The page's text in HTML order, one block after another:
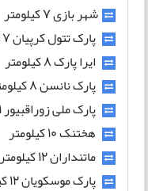
شهر بازی 7 کیلومتر
پارک تتول کرپیان 7 کیلومتر
ایرا پارک 8 کیلومتر
پارک نانسن 8 کیلومتر
پارک ملی زوراقبیور 11 کیلومتر
هختنک 10 کیلومتر
ماتنداران 12 کیلومتر
پارک موسکویان 12 کیلومتر